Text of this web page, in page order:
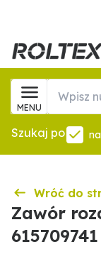
MENU
Szukaj po
Wróć do
Zawór
615709741